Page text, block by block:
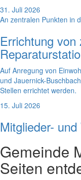
31. Juli 2026
An zentralen Punkten in
Errichtung von
Auf Anregung von
und Jauernick-
Stellen errichtet werden.
15. Juli 2026
Mitglieder-
Gemeinde
Seiten